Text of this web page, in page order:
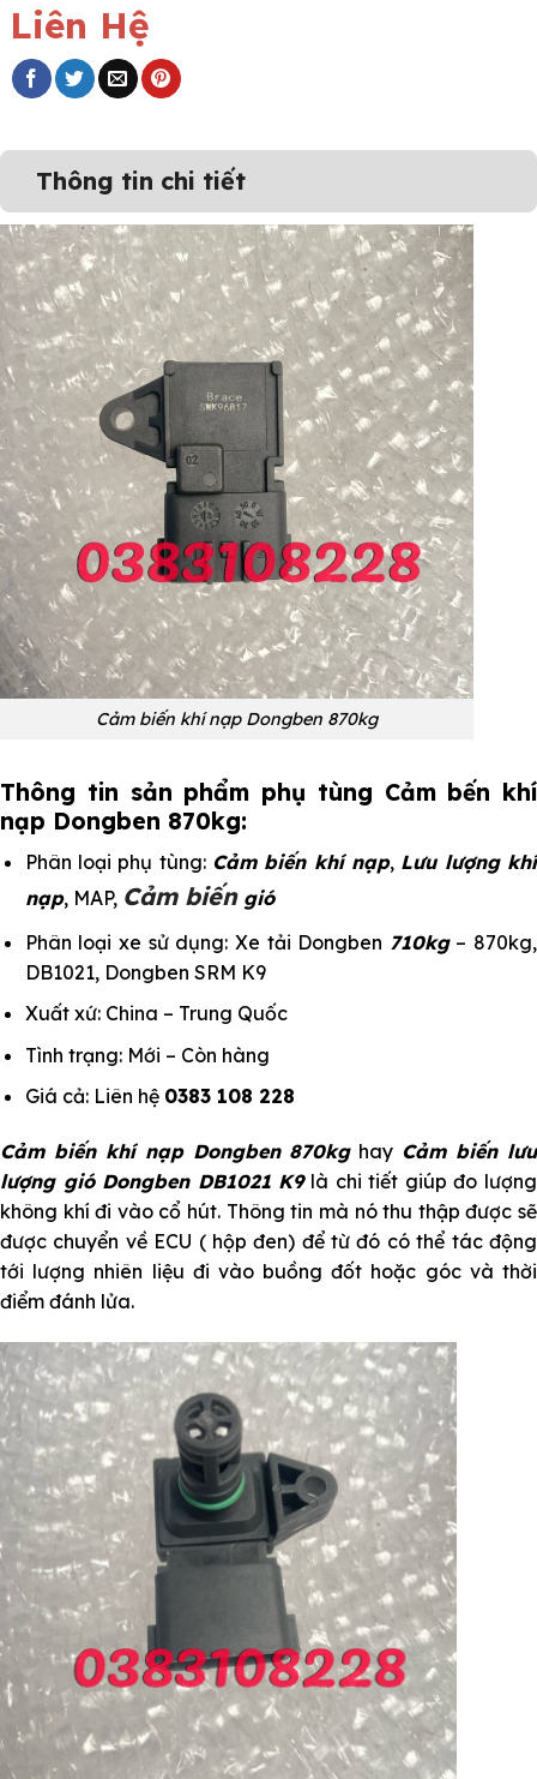
Liên Hệ
Thông tin chi tiết
Cảm biến khí nạp Dongben 870kg
Thông tin sản phẩm phụ tùng Cảm bến khí
nạp Dongben 870kg:
Phân loại phụ tùng: Cảm biến khí nạp, Lưu lượng khí
nạp, MAP, Cảm biếngió
Phân loại xe sử dụng: Xe tải Dongben 710kg– 870kg,
DB1021, Dongben SRM K9
Xuất xứ: China – Trung Quốc
Tình trạng: Mới – Còn hàng
Giá cả: Liên hệ 0383 108 228
Cảm biến khí nạp Dongben 870kghay Cảm biến lưu
lượng gió Dongben DB1021 K9là chi tiết giúp đo lượng
không khí đi vào cổ hút. Thông tin mà nó thu thập được sẽ
được chuyển về ECU ( hộp đen) để từ đó có thể tác động
tới lượng nhiên liệu đi vào buồng đốt hoặc góc và thời
điểm đánh lửa.